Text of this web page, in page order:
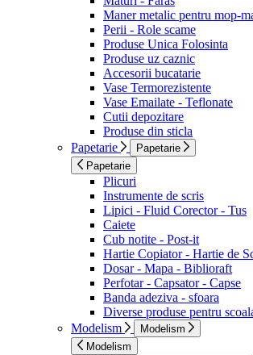
Maner metalic pentru mop-
Perii - Role scame
Produse Unica Folosinta
Produse uz caznic
Accesorii bucatarie
Vase Termorezistente
Vase Emailate - Teflonate
Cutii depozitare
Produse din sticla
Papetarie
Papetarie
Papetarie
Plicuri
Instrumente de scris
Lipici - Fluid Corector - Tus
Caiete
Cub notite - Post-it
Hartie Copiator - Hartie de
Dosar - Mapa - Biblioraft
Perfotar - Capsator - Capse
Banda adeziva - sfoara
Diverse produse pentru
Modelism
Modelism
Modelism